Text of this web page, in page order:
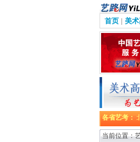
首页 | 美
各省艺考：
当前位置：